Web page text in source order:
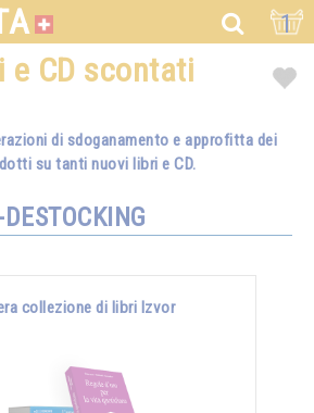
1
e CD scontati
di sdoganamento e approfitta dei
su tanti nuovi libri e CD.
collezione di libri Izvor